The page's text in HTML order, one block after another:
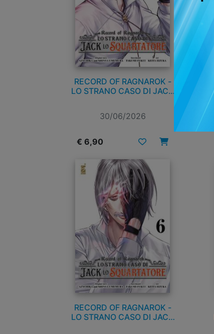
RECORD OF RAGNAROK -
LO STRANO CASO DI JACK
30/06/2026
€ 6,90
RECORD OF RAGNAROK -
LO STRANO CASO DI JACK